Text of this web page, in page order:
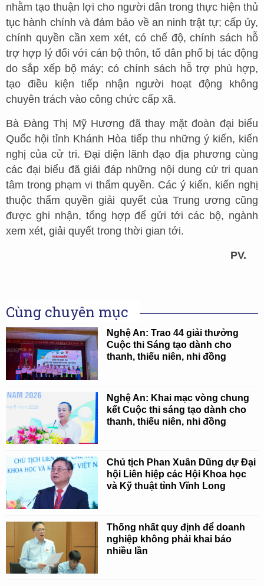
nhằm tạo thuận lợi cho người dân trong thực hiện thủ
tục hành chính và đảm bảo về an ninh trật tự; cấp ủy,
chính quyền cần xem xét, có chế độ, chính sách hỗ
trợ hợp lý đối với cán bộ thôn, tổ dân phố bị tác động
do sắp xếp bộ máy; có chính sách hỗ trợ phù hợp,
tạo điều kiện tiếp nhận người hoạt động không
chuyên trách vào công chức cấp xã.
Bà Đàng Thị Mỹ Hương đã thay mặt đoàn đại biểu
Quốc hội tỉnh Khánh Hòa tiếp thu những ý kiến, kiến
nghị của cử tri. Đại diện lãnh đạo địa phương cùng
các đại biểu đã giải đáp những nội dung cử tri quan
tâm trong phạm vi thẩm quyền. Các ý kiến, kiến nghị
thuộc thẩm quyền giải quyết của Trung ương cũng
được ghi nhận, tổng hợp để gửi tới các bộ, ngành
xem xét, giải quyết trong thời gian tới.
PV.
Cùng chuyên mục
Nghệ An: Trao 44 giải thưởng
Cuộc thi Sáng tạo dành cho
thanh, thiếu niên, nhi đồng
Nghệ An: Khai mạc vòng chung
kết Cuộc thi sáng tạo dành cho
thanh, thiếu niên, nhi đồng
Chủ tịch Phan Xuân Dũng dự Đại
hội Liên hiệp các Hội Khoa học
và Kỹ thuật tỉnh Vĩnh Long
Thống nhất quy định để doanh
nghiệp không phải khai báo
nhiều lần